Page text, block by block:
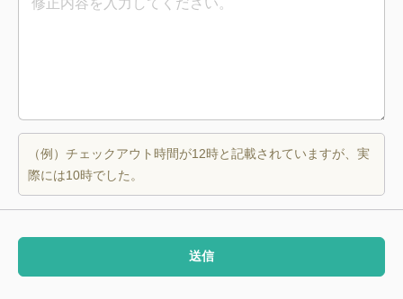
（例）チェックアウト時間が12時と記載されていますが、実
際には10時でした。
送信